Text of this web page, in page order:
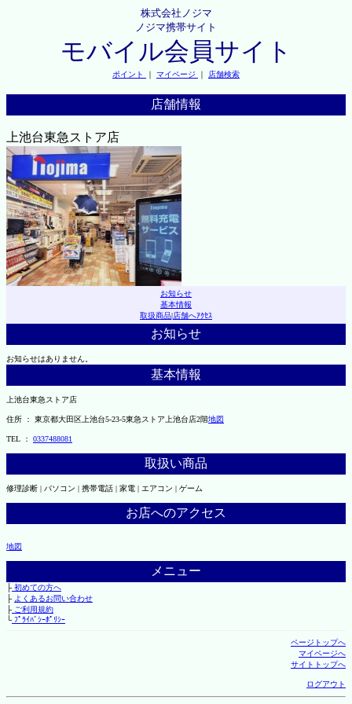
株式会社ノジマ
ノジマ携帯サイト
モバイル会員サイト
ポイント ｜ マイページ ｜ 店舗検索
店舗情報
上池台東急ストア店
お知らせ
基本情報
取扱商品|店舗へｱｸｾｽ
お知らせ
お知らせはありません。
基本情報
上池台東急ストア店
住所 ： 東京都大田区上池台5-23-5東急ストア上池台店2階地図
TEL ： 0337488081
取扱い商品
修理診断 | パソコン | 携帯電話 | 家電 | エアコン | ゲーム
お店へのアクセス
地図
メニュー
├初めての方へ
├ よくあるお問い合わせ
├ご利用規約
└ﾌﾟﾗｲﾊﾞｼｰﾎﾟﾘｼｰ
ページトップへ
マイページへ
サイトトップへ
ログアウト